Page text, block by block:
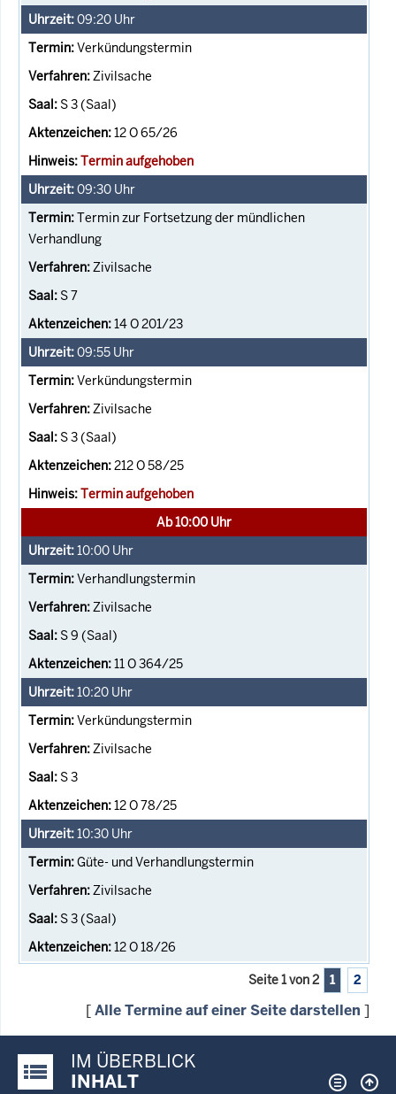
09:20 Uhr
Verkündungstermin
Zivilsache
S 3 (Saal)
12 O 65/26
Termin aufgehoben
09:30 Uhr
Termin zur Fortsetzung der mündlichen
Verhandlung
Zivilsache
S 7
14 O 201/23
09:55 Uhr
Verkündungstermin
Zivilsache
S 3 (Saal)
212 O 58/25
Termin aufgehoben
Ab 10:00 Uhr
10:00 Uhr
Verhandlungstermin
Zivilsache
S 9 (Saal)
11 O 364/25
10:20 Uhr
Verkündungstermin
Zivilsache
S 3
12 O 78/25
10:30 Uhr
Güte- und Verhandlungstermin
Zivilsache
S 3 (Saal)
12 O 18/26
Seite 1 von 2 1 2
[Alle Termine auf einer Seite darstellen ]
Justiz-Portal im Überblick:
IM ÜBERBLICK
INHALT